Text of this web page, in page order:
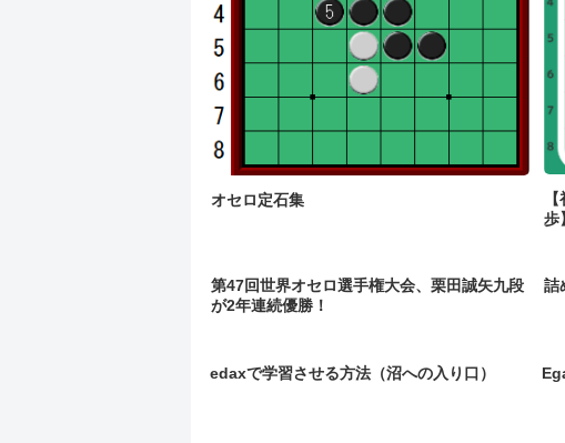
オセロ定石集
歩】
第47回世界オセロ選手権大会、栗田誠矢九段
が2年連続優勝！
詰
edaxで学習させる方法（沼への入り口）